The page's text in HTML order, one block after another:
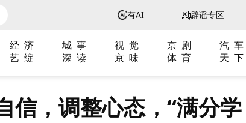
有AI 辟谣专区
经 济 城 事 视 觉 京 剧 汽 车
艺 绽 深 读 京 味 体 育 天 下
信，调整心态，“满分学